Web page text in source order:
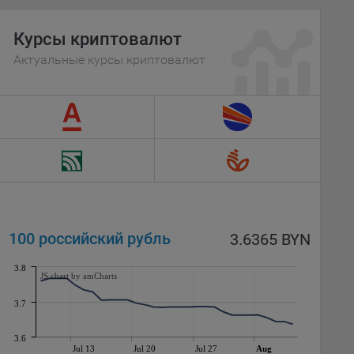
Курсы криптовалют
Актуальные курсы криптовалют
100 российский рубль 3.6365 BYN
Jul 13 Jul 20 Jul 27 Aug
3.6
3.7
3.8
JS chart by amCharts